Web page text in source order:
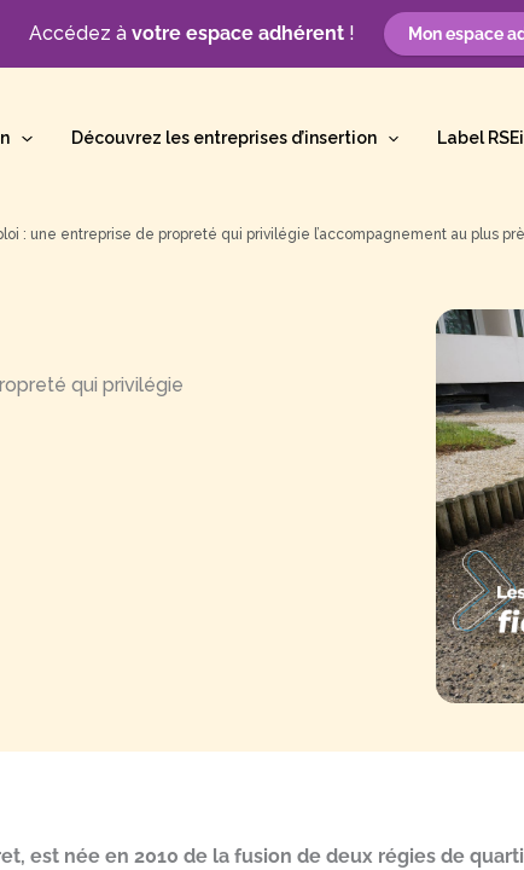
Accédez à votre espace adhérent! Mon espace
Découvrez les entreprises d’insertion Label RSEi
: une entreprise de propreté qui privilégie l’accompagnement au plus
qui privilégie
est née en 2010 de la fusion de deux régies de